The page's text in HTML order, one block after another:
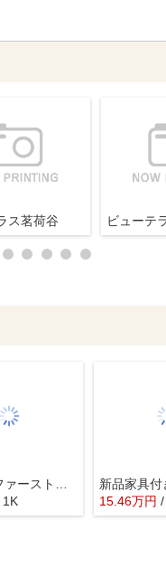
ス茗荷谷 ビューテ
ステージファーストお茶の水女子大前
1K 15.46万円